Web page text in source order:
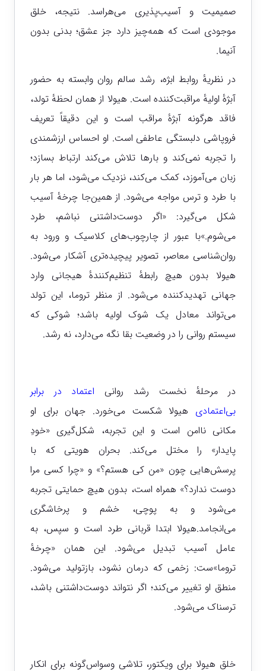
صمیمیت و آسیب‌پذیری می‌هراسد. نتیجه، خلق
موجودی است که همه‌چیز دارد جز عشق؛ بدنی بدون
آنیما.
در نظریهٔ روابط ابژه، رشد سالم روان وابسته به حضور
آبژهٔ اولیهٔ مراقبت‌کننده است. هیولا از همان لحظهٔ تولد،
فاقد هرگونه آبژهٔ مراقب است و این دقیقاً تعریف
فروپاشی دلبستگی عاطفی است. او احساس ارزشمندی
را تجربه نمی‌کند و بارها تلاش می‌کند ارتباط بسازد؛
زبان می‌آموزد، کمک می‌کند، نزدیک می‌شود، اما هر بار
با طرد و ترس مواجه می‌شود. از همین‌جا چرخهٔ آسیب
شکل می‌گیرد: «اگر دوست‌داشتنی نباشم، طرد
می‌شوم.»با عبور از چارچوب‌های کلاسیک و ورود به
روان‌شناسی معاصر، تصویر پیچیده‌تری آشکار می‌شود.
هیولا بدون هیچ رابطهٔ تنظیم‌کنندهٔ هیجانی وارد
جهانی تهدیدکننده می‌شود. از منظر تروما، این تولد
می‌تواند معادل یک شوک اولیه باشد؛ شوکی که
سیستم روانی را در وضعیت بقا نگه می‌دارد، نه رشد.
در مرحلهٔ نخست رشد روانی اعتماد در برابر
بی‌اعتمادی هیولا شکست می‌خورد. جهان برای او
مکانی ناامن است و این تجربه، شکل‌گیری «خودِ
پایدار» را مختل می‌کند. بحران هویتی که با
پرسش‌هایی چون «من کی هستم؟» و «چرا کسی مرا
دوست ندارد؟» همراه است، بدون هیچ حمایتی تجربه
می‌شود و به پوچی، خشم و پرخاشگری
می‌انجامد.هیولا ابتدا قربانی طرد است و سپس، به
عامل آسیب تبدیل می‌شود. این همان «چرخهٔ
تروما»ست: زخمی که درمان نشود، بازتولید می‌شود.
منطق او تغییر می‌کند؛ اگر نتواند دوست‌داشتنی باشد،
ترسناک می‌شود.
خلق هیولا برای ویکتور، تلاشی وسواس‌گونه برای انکار